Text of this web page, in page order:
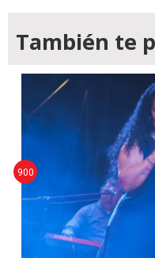
También te
900